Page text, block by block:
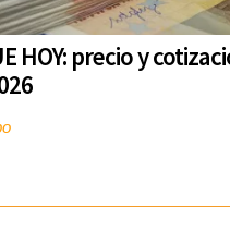
HOY: precio y